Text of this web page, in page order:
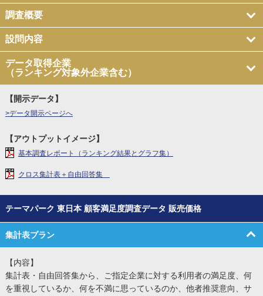
調査概要
設問内容
データ取得企業
（ランキング対象外企業含む）
【開示データ】
>データ開示ページへ
【アウトプットイメージ】
基本調査レポート（ランキング結果とグラフ集）
クロス集計表＋自由回答集
テーマパーク 東日本 顧客満足度調査データ 販売価格
集計表プラン
【内容】
集計表・自由回答集から、ご指定企業に対する利用者の満足度、何
を重視しているか、何を不満に思っているのか、他者推奨意向、サ